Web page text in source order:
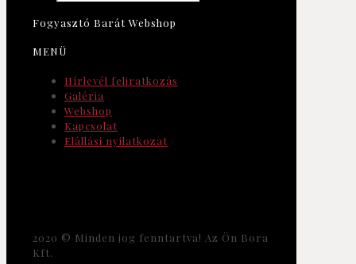
Fogyasztó Barát Webshop
MENÜ
Hírlevél feliratkozás
Galéria
Webshop
Kapcsolat
Elállási nyilatkozat
2020 © Minden jog fenntartva! Az Ön Bora
Kft.